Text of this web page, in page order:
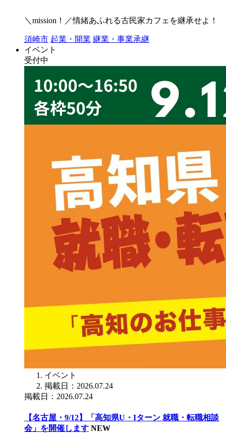
＼mission！／情緒あふれる古民家カフェを継承せよ！
須崎市 起業・開業 継業・事業承継
イベント
受付中
イベント
掲載日：2026.07.24
掲載日：2026.07.24
【名古屋・9/12】「高知県U・Iターン 就職・転職相談
会」を開催します NEW